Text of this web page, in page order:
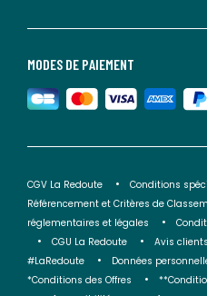
MODES DE PAIEMENT
CGV La Redoute
Conditions
Référencement et Critères de
réglementaires et légales
CGU La Redoute
Avis clients
#LaRedoute
Données
*Conditions des Offres